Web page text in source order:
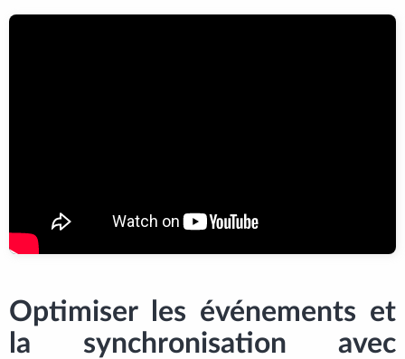
Optimiser les événements et
la synchronisation avec